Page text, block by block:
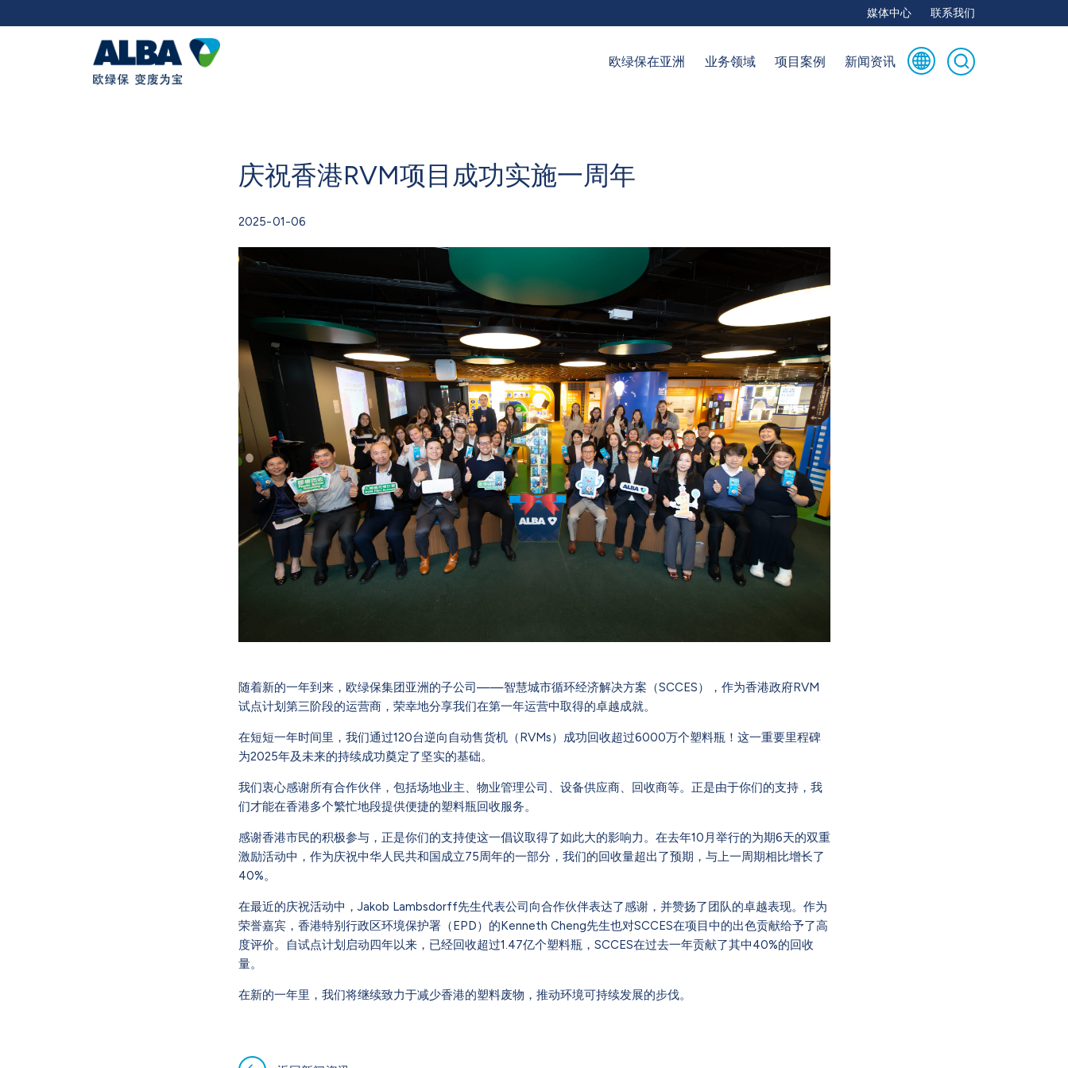
媒体中心 联系我们
欧绿保在亚洲 业务领域 项目案例 新闻资讯
庆祝香港RVM项目成功实施一周年
2025-01-06
随着新的一年到来，欧绿保集团亚洲的子公司——智慧城市循环经济解决方案（SCCES），作为香港政府RVM
试点计划第三阶段的运营商，荣幸地分享我们在第一年运营中取得的卓越成就。
在短短一年时间里，我们通过120台逆向自动售货机（RVMs）成功回收超过6000万个塑料瓶！这一重要里程碑
为2025年及未来的持续成功奠定了坚实的基础。
我们衷心感谢所有合作伙伴，包括场地业主、物业管理公司、设备供应商、回收商等。正是由于你们的支持，我
们才能在香港多个繁忙地段提供便捷的塑料瓶回收服务。
感谢香港市民的积极参与，正是你们的支持使这一倡议取得了如此大的影响力。在去年10月举行的为期6天的双重
激励活动中，作为庆祝中华人民共和国成立75周年的一部分，我们的回收量超出了预期，与上一周期相比增长了
40%。
在最近的庆祝活动中，Jakob Lambsdorff先生代表公司向合作伙伴表达了感谢，并赞扬了团队的卓越表现。作为
荣誉嘉宾，香港特别行政区环境保护署（EPD）的Kenneth Cheng先生也对SCCES在项目中的出色贡献给予了高
度评价。自试点计划启动四年以来，已经回收超过1.47亿个塑料瓶，SCCES在过去一年贡献了其中40%的回收
量。
在新的一年里，我们将继续致力于减少香港的塑料废物，推动环境可持续发展的步伐。